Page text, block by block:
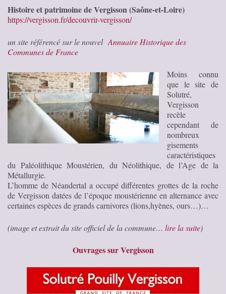
Histoire et patrimoine de Vergisson (Saône-et-Loire)
https://vergisson.fr/decouvrir-vergisson/
un site référencé sur le nouvel Annuaire Historique des
Communes de France
Moins connu
que le site de
Solutré,
Vergisson
recèle
cependant de
nombreux
gisements
caractéristiques
du Paléolithique Moustérien, du Néolithique, de l’Age de la
Métallurgie.
L’homme de Néandertal a occupé différentes grottes de la roche
de Vergisson datées de l’époque moustérienne en alternance avec
certaines espèces de grands carnivores (lions,hyènes, ours…)…
(image et extrait du site officiel de la commune… lire la suite)
Ouvrages sur Vergisson